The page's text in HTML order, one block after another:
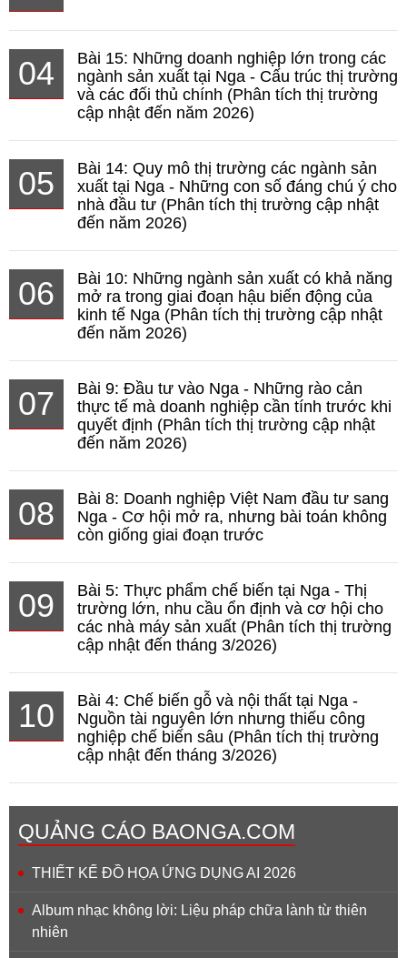
04
Bài 15: Những doanh nghiệp lớn trong các
ngành sản xuất tại Nga - Cấu trúc thị trường
và các đối thủ chính (Phân tích thị trường
cập nhật đến năm 2026)
05
Bài 14: Quy mô thị trường các ngành sản
xuất tại Nga - Những con số đáng chú ý cho
nhà đầu tư (Phân tích thị trường cập nhật
đến năm 2026)
06
Bài 10: Những ngành sản xuất có khả năng
mở ra trong giai đoạn hậu biến động của
kinh tế Nga (Phân tích thị trường cập nhật
đến năm 2026)
07
Bài 9: Đầu tư vào Nga - Những rào cản
thực tế mà doanh nghiệp cần tính trước khi
quyết định (Phân tích thị trường cập nhật
đến năm 2026)
08
Bài 8: Doanh nghiệp Việt Nam đầu tư sang
Nga - Cơ hội mở ra, nhưng bài toán không
còn giống giai đoạn trước
09
Bài 5: Thực phẩm chế biến tại Nga - Thị
trường lớn, nhu cầu ổn định và cơ hội cho
các nhà máy sản xuất (Phân tích thị trường
cập nhật đến tháng 3/2026)
10
Bài 4: Chế biến gỗ và nội thất tại Nga -
Nguồn tài nguyên lớn nhưng thiếu công
nghiệp chế biến sâu (Phân tích thị trường
cập nhật đến tháng 3/2026)
QUẢNG CÁO BAONGA.COM
THIẾT KẾ ĐỒ HỌA ỨNG DỤNG AI 2026
Album nhạc không lời: Liệu pháp chữa lành từ thiên
nhiên